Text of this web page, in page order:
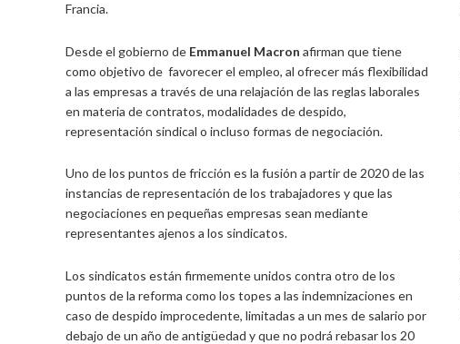
Francia.
Desde el gobierno de Emmanuel Macron afirman que tiene
como objetivo de favorecer el empleo, al ofrecer más flexibilidad
a las empresas a través de una relajación de las reglas laborales
en materia de contratos, modalidades de despido,
representación sindical o incluso formas de negociación.
Uno de los puntos de fricción es la fusión a partir de 2020 de las
instancias de representación de los trabajadores y que las
negociaciones en pequeñas empresas sean mediante
representantes ajenos a los sindicatos.
Los sindicatos están firmemente unidos contra otro de los
puntos de la reforma como los topes a las indemnizaciones en
caso de despido improcedente, limitadas a un mes de salario por
debajo de un año de antigüedad y que no podrá rebasar los 20